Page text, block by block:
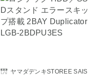
ヤマダデンキSTOREE SAIS